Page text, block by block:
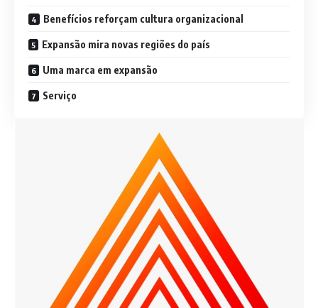
Benefícios reforçam cultura organizacional
Expansão mira novas regiões do país
Uma marca em expansão
Serviço